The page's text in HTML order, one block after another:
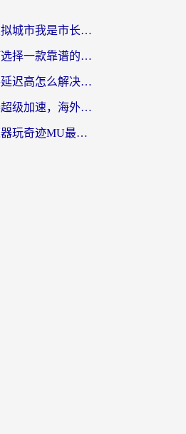
意大利怎么玩模拟城市我是市长？海外党国服游戏加速终极攻略（附三国3量子特攻解决办法）
人在海外，如何选择一款靠谱的玩剑灵2加速器？
国外玩灌篮高手延迟高怎么解决？海外玩家国服游戏加速终极指南
非人学园加速器超级加速，海外玩家重返国服的通行证
国外用什么加速器玩奇迹MU最好？2026海外玩家国服游戏加速全攻略